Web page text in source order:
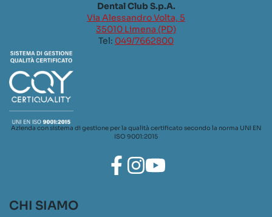
Dental Club S.p.A.
Via Alessandro Volta, 5
35010 Limena (PD)
Tel: 049/7662800
Azienda con sistema di gestione per la qualità certificato secondo la norma UNI EN
ISO 9001:2015
CHI SIAMO